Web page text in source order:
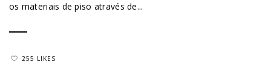
os materiais de piso através de...
255 LIKES